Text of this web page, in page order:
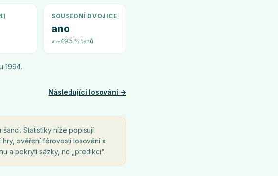
SOUSEDNÍ DVOJICE
ano
v ~49.5 % tahů
1994.
Následující losování →
Statistiky níže popisují
hry, ověření férovosti losování a
a pokrytí sázky, ne „predikci“.